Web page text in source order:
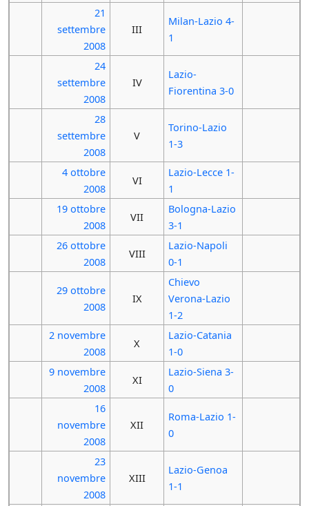
21
settembre
2008
III
Milan-Lazio 4-
1
24
settembre
2008
IV
Lazio-
Fiorentina 3-0
28
settembre
2008
V
Torino-Lazio
1-3
4 ottobre
2008
VI
Lazio-Lecce 1-
1
19 ottobre
2008
VII
Bologna-Lazio
3-1
26 ottobre
2008
VIII
Lazio-Napoli
0-1
29 ottobre
2008
IX
Chievo
Verona-Lazio
1-2
2 novembre
2008
X
Lazio-Catania
1-0
9 novembre
2008
XI
Lazio-Siena 3-
0
16
novembre
2008
XII
Roma-Lazio 1-
0
23
novembre
2008
XIII
Lazio-Genoa
1-1